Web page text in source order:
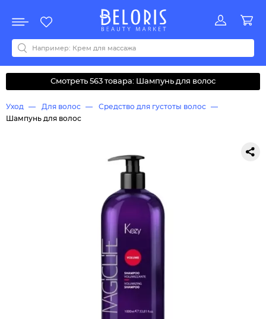
Акции
Все бренды
0-9ABCDEFGHIJKLMNOPQRSTUVWYZАБВДЗИМОКЛНПРСТУФ
Смотреть 563 товара: Шампунь для волос
Уход Для волос
Средство для густоты волос
Шампунь для волос